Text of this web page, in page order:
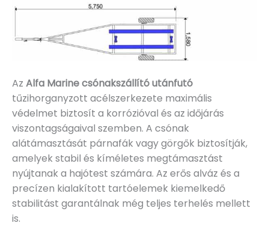
Az Alfa Marine csónakszállító utánfutó
tűzihorganyzott acélszerkezete maximális
védelmet biztosít a korrózióval és az időjárás
viszontagságaival szemben. A csónak
alátámasztását párnafák vagy görgők biztosítják,
amelyek stabil és kíméletes megtámasztást
nyújtanak a hajótest számára. Az erős alváz és a
precízen kialakított tartóelemek kiemelkedő
stabilitást garantálnak még teljes terhelés mellett
is.